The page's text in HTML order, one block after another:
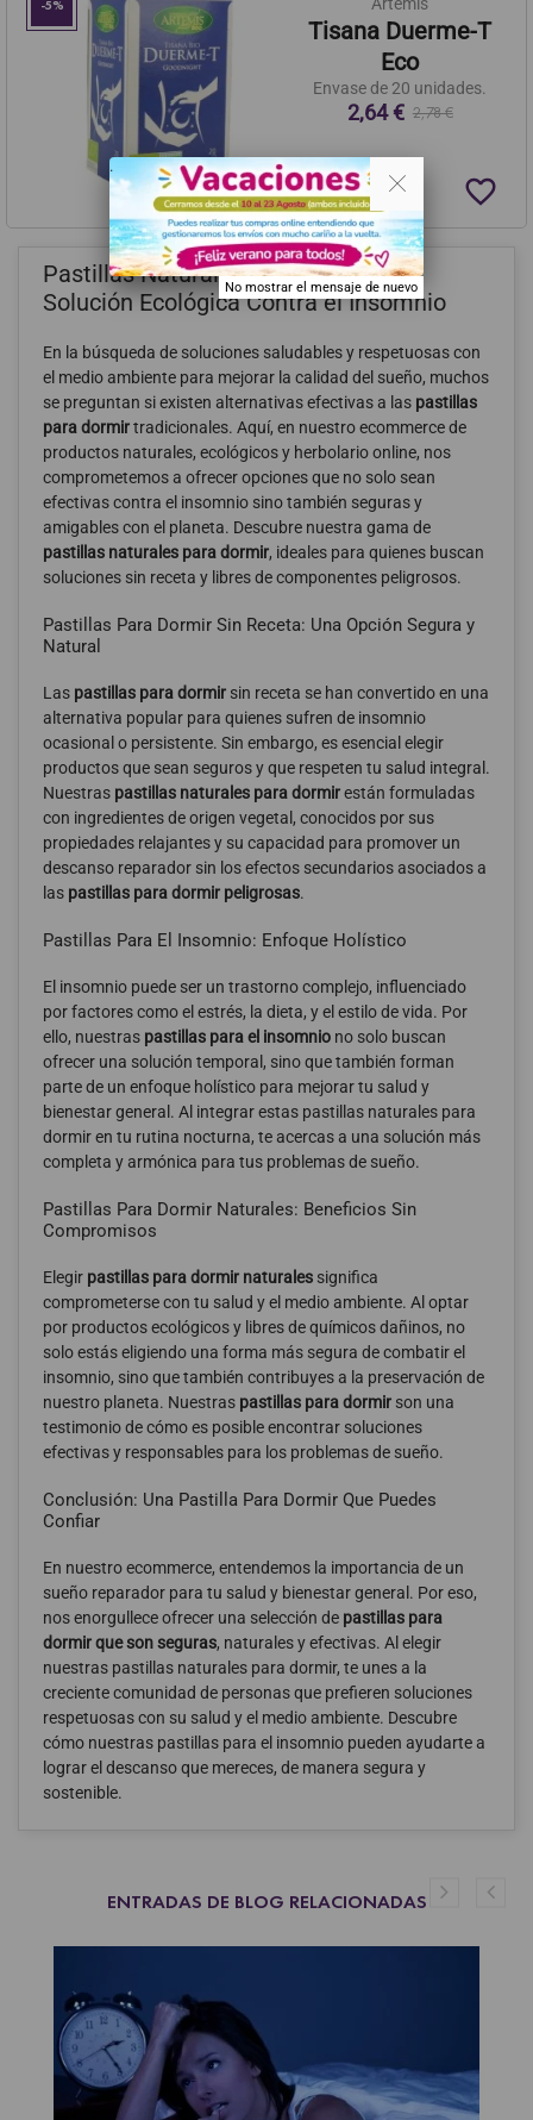
-5%
Tisana Duerme-T
Eco
Envase de 20 unidades.
2,64 € 2,78 €
favorite_border
Pastillas Naturales Para Dormir: Tu
Solución Ecológica Contra el Insomnio
En la búsqueda de soluciones saludables y respetuosas con
el medio ambiente para mejorar la calidad del sueño, muchos
se preguntan si existen alternativas efectivas a las pastillas
para dormirtradicionales. Aquí, en nuestro ecommerce de
productos naturales, ecológicos y herbolario online, nos
comprometemos a ofrecer opciones que no solo sean
efectivas contra el insomnio sino también seguras y
amigables con el planeta. Descubre nuestra gama de
pastillas naturales para dormir, ideales para quienes buscan
soluciones sin receta y libres de componentes peligrosos.
Pastillas Para Dormir Sin Receta: Una Opción Segura y
Natural
Las pastillas para dormir sin receta se han convertido en una
alternativa popular para quienes sufren de insomnio
ocasional o persistente. Sin embargo, es esencial elegir
productos que sean seguros y que respeten tu salud integral.
Nuestras pastillas naturales para dormirestán formuladas
con ingredientes de origen vegetal, conocidos por sus
propiedades relajantes y su capacidad para promover un
descanso reparador sin los efectos secundarios asociados a
las pastillas para dormir peligrosas.
Pastillas Para El Insomnio: Enfoque Holístico
El insomnio puede ser un trastorno complejo, influenciado
por factores como el estrés, la dieta, y el estilo de vida. Por
ello, nuestras pastillas para el insomnio no solo buscan
ofrecer una solución temporal, sino que también forman
parte de un enfoque holístico para mejorar tu salud y
bienestar general. Al integrar estas pastillas naturales para
dormir en tu rutina nocturna, te acercas a una solución más
completa y armónica para tus problemas de sueño.
Pastillas Para Dormir Naturales: Beneficios Sin
Compromisos
Elegir pastillas para dormir naturales significa
comprometerse con tu salud y el medio ambiente. Al optar
por productos ecológicos y libres de químicos dañinos, no
solo estás eligiendo una forma más segura de combatir el
insomnio, sino que también contribuyes a la preservación de
nuestro planeta. Nuestras pastillas para dormir son una
testimonio de cómo es posible encontrar soluciones
efectivas y responsables para los problemas de sueño.
Conclusión: Una Pastilla Para Dormir Que Puedes
Confiar
En nuestro ecommerce, entendemos la importancia de un
sueño reparador para tu salud y bienestar general. Por eso,
nos enorgullece ofrecer una selección de pastillas para
dormir que son seguras, naturales y efectivas. Al elegir
nuestras pastillas naturales para dormir, te unes a la
creciente comunidad de personas que prefieren soluciones
respetuosas con su salud y el medio ambiente. Descubre
cómo nuestras pastillas para el insomnio pueden ayudarte a
lograr el descanso que mereces, de manera segura y
sostenible.
ENTRADAS DE BLOG RELACIONADAS
. .
No mostrar el mensaje de nuevo